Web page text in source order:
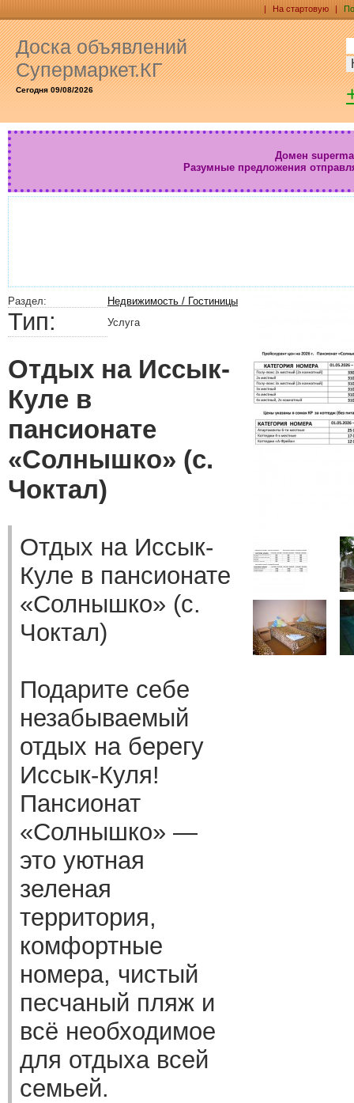
| На стартовую |
Доска объявлений
Супермаркет.КГ
Сегодня 09/08/2026
Домен
Разумные предложения
Раздел: Недвижимость / Гостиницы
Тип: Услуга
Отдых на Иссык-
Куле в
пансионате
«Солнышко» (с.
Чоктал)
Отдых на Иссык-
Куле в пансионате
«Солнышко» (с.
Чоктал)
Подарите себе
незабываемый
отдых на берегу
Иссык-Куля!
Пансионат
«Солнышко» —
это уютная
зеленая
территория,
комфортные
номера, чистый
песчаный пляж и
всё необходимое
для отдыха всей
семьей.